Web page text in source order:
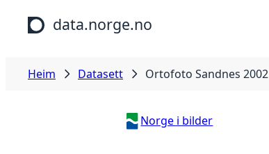
Hopp til hovudinnhald
data.norge.no
Heim Datasett Ortofoto Sandnes 2002
Norge i bilder